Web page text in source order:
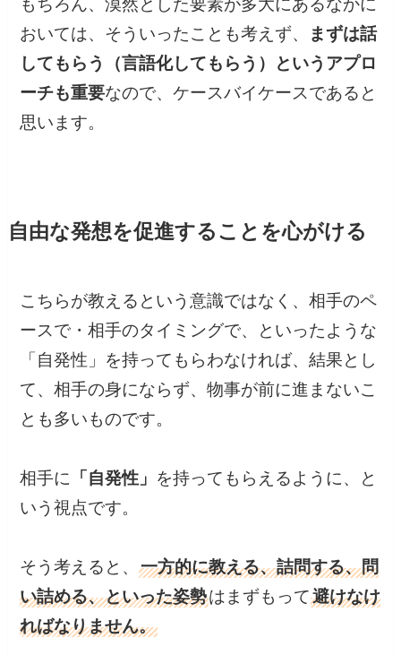
もちろん、漠然とした要素が多大にあるなかに
おいては、そういったことも考えず、
まずは話
してもらう（言語化してもらう）というアプロ
ーチも重要なので、ケースバイケースであると
思います。
自由な発想を促進することを心がける
こちらが教えるという意識ではなく、相手のペ
ースで・相手のタイミングで、といったような
「自発性」を持ってもらわなければ、結果とし
て、相手の身にならず、物事が前に進まないこ
とも多いものです。
相手に 「自発性」 を持ってもらえるように、と
いう視点です。
そう考えると、一方的に教える、詰問する、問
い詰める、といった姿勢はまずもって避けなけ
ればなりません。